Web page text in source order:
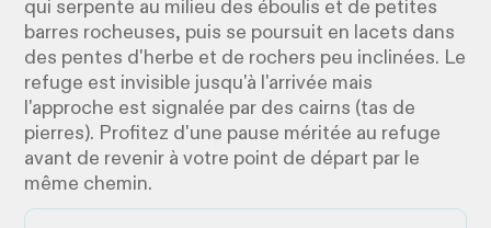
qui serpente au milieu des éboulis et de petites
barres rocheuses, puis se poursuit en lacets dans
des pentes d'herbe et de rochers peu inclinées. Le
refuge est invisible jusqu'à l'arrivée mais
l'approche est signalée par des cairns (tas de
pierres). Profitez d'une pause méritée au refuge
avant de revenir à votre point de départ par le
même chemin.